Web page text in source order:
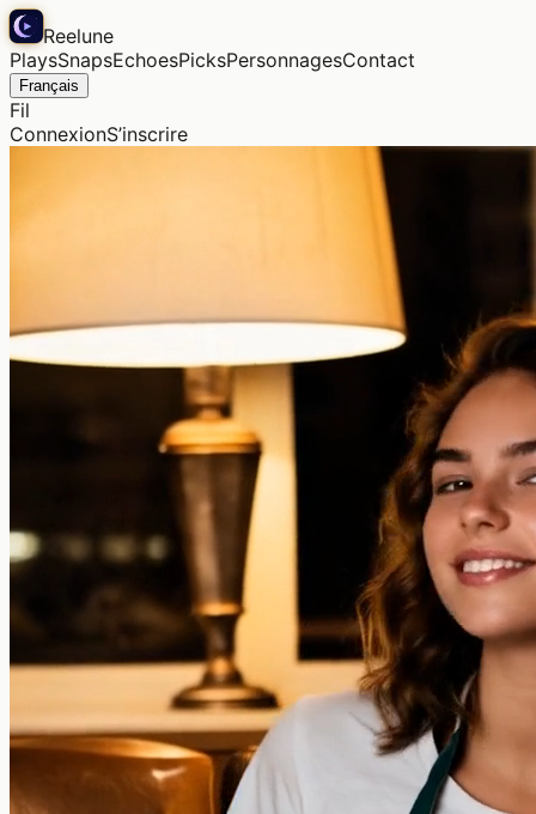
Reelune
PlaysSnapsEchoesPicksPersonnagesContact
Français
Fil
ConnexionS’inscrire